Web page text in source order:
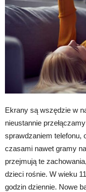
Ekrany są wszędzie w
nieustannie
sprawdzaniem telefonu,
czasami nawet gramy
przejmują te
dzieci rośnie. W wieku
godzin dziennie. Nowe